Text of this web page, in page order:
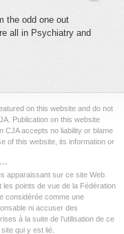
the odd one out
all in Psychiatry and
on this website and do not
Publication on this website
CJA accepts no liability or blame
of this website, its information or
apparaissant sur ce site Web.
points de vue de la Fédération
considérée comme une
ni accuser des
à la suite de l’utilisation de ce
qui y est lié.